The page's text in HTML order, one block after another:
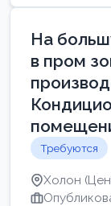
На
в пром
Требуются
Холон